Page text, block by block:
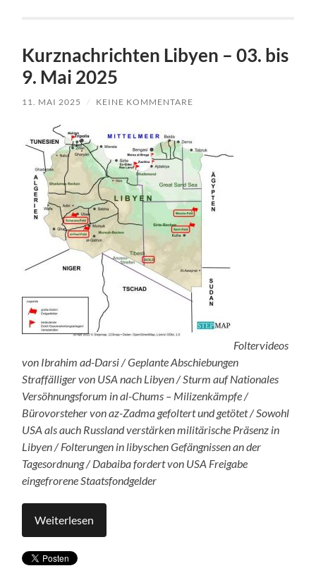
Kurznachrichten Libyen – 03. bis
9. Mai 2025
11. MAI 2025 / KEINE KOMMENTARE
Foltervideos
von Ibrahim ad-Darsi / Geplante Abschiebungen
Straffälliger von USA nach Libyen / Sturm auf Nationales
Versöhnungsforum in al-Chums – Milizenkämpfe /
Bürovorsteher von az-Zadma gefoltert und getötet / Sowohl
USA als auch Russland verstärken militärische Präsenz in
Libyen / Folterungen in libyschen Gefängnissen an der
Tagesordnung / Dabaiba fordert von USA Freigabe
eingefrorene Staatsfondgelder
Weiterlesen